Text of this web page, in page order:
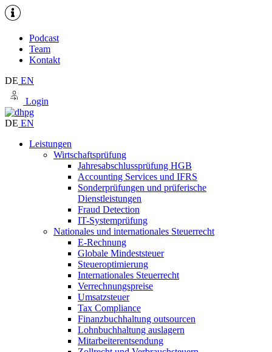
Podcast
Team
Kontakt
DE EN
Login
DE EN
Leistungen
Wirtschaftsprüfung
Jahresabschlussprüfung HGB
Accounting Services und IFRS
Sonderprüfungen und prüferische
Dienstleistungen
Fraud Detection
IT-Systemprüfung
Nationales und internationales Steuerrecht
E-Rechnung
Globale Mindeststeuer
Steueroptimierung
Internationales Steuerrecht
Verrechnungspreise
Umsatzsteuer
Tax Compliance
Finanzbuchhaltung outsourcen
Lohnbuchhaltung auslagern
Mitarbeiterentsendung